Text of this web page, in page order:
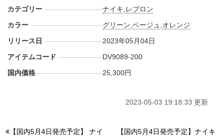
カテゴリー ナイキ レブロン
カラー
グリーン ,ベージュ オレンジ
リリース日
2023年05月04日
アイテムコード
DV9089-200
国内価格
25,300円
2023-05-03 19:18:33 更新
【国内5月4日発売予定】 ナイ
【国内5月4日発売予定】ナイキ